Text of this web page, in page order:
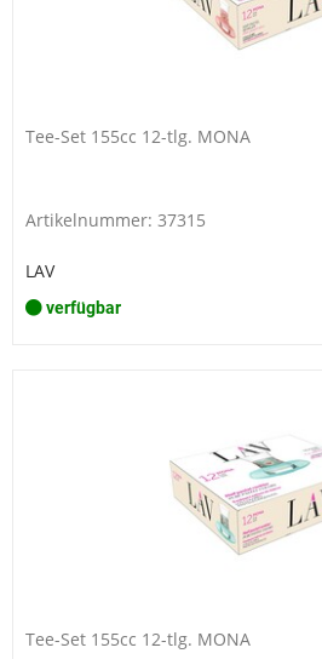
Tee-Set 155cc 12-tlg. MONA
Artikelnummer: 37315
LAV
verfügbar
Tee-Set 155cc 12-tlg. MONA